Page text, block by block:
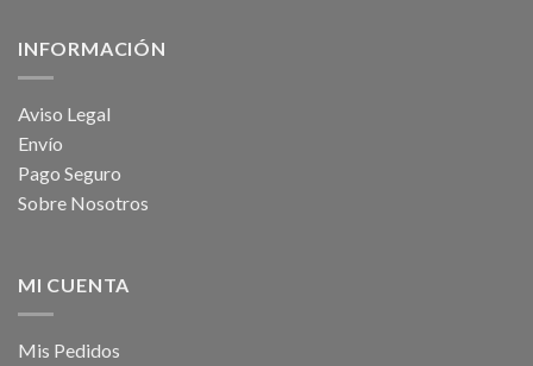
INFORMACIÓN
Aviso Legal
Envío
Pago Seguro
Sobre Nosotros
MI CUENTA
Mis Pedidos